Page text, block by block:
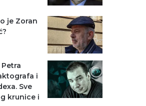
je Zoran
i
Sve
krunice i